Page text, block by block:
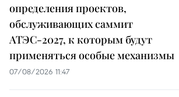
определения проектов,
обслуживающих саммит
АТЭС-2027, к которым будут
применяться особые механизмы
07/08/2026 11:47